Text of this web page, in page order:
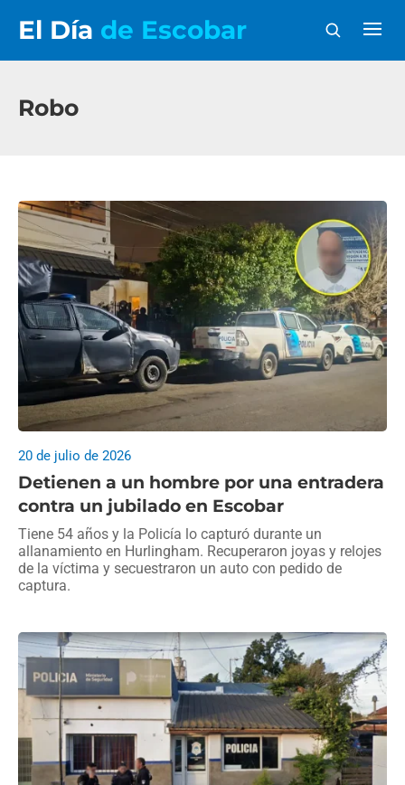
El Día de Escobar
Robo
Detienen a un hombre por una entradera
contra un jubilado en Escobar
20 de julio de 2026
Tiene 54 años y la Policía lo capturó durante un
allanamiento en Hurlingham. Recuperaron joyas y relojes
de la víctima y secuestraron un auto con pedido de
captura.